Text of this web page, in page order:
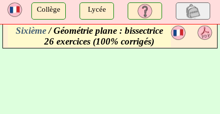
a Collège Lycée
Sixième/ Géométrie plane : bissectrice
26 exercices (100% corrigés)
a